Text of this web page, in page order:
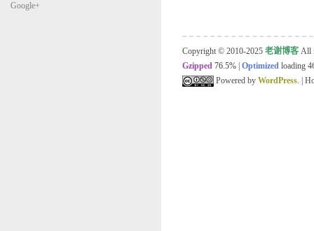
Transitional
Google+
Copyright © 2010-2025 老谢博客 All
Gzipped 76.5% Optimized loading
Powered by WordPress. |